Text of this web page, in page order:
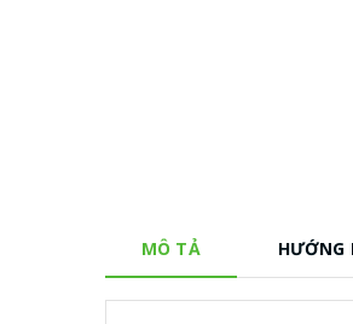
MÔ TẢ HƯỚNG